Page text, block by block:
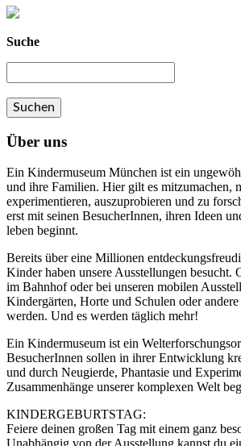
Suche
Über uns
Ein Kindermuseum München ist ein
und ihre Familien. Hier gilt es mitzumachen,
experimentieren, auszuprobieren und zu
erst mit seinen BesucherInnen, ihren Ideen
leben beginnt.
Bereits über eine Millionen
Kinder haben unsere Ausstellungen besucht.
im Bahnhof oder bei unseren mobilen
Kindergärten, Horte und Schulen oder
werden. Und es werden täglich mehr!
Ein Kindermuseum ist ein
BesucherInnen sollen in ihrer Entwicklung
und durch Neugierde, Phantasie und
Zusammenhänge unserer komplexen Welt
KINDERGEBURTSTAG:
Feiere deinen großen Tag mit einem ganz